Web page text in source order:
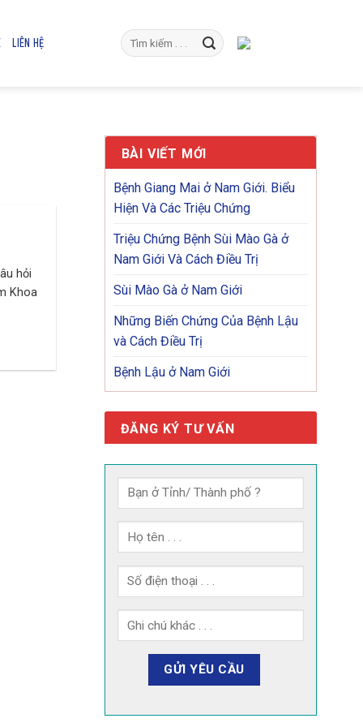
LIÊN HỆ
hỏi
Khoa
BÀI VIẾT MỚI
Bệnh Giang Mai ở Nam Giới. Biểu
Hiện Và Các Triệu Chứng
Triệu Chứng Bệnh Sùi Mào Gà ở
Nam Giới Và Cách Điều Trị
Sùi Mào Gà ở Nam Giới
Những Biến Chứng Của Bệnh Lậu
và Cách Điều Trị
Bệnh Lậu ở Nam Giới
ĐĂNG KÝ TƯ VẤN